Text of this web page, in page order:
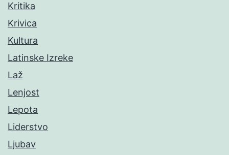
Kritika
Krivica
Kultura
Latinske Izreke
Laž
Lenjost
Lepota
Liderstvo
Ljubav